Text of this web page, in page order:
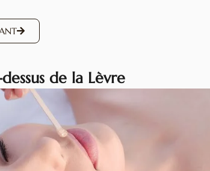
de la Lèvre